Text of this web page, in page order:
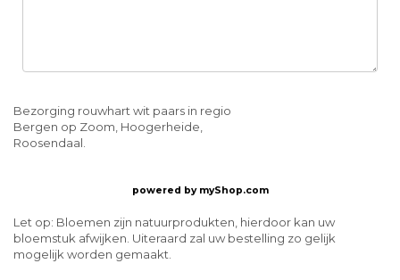
Bezorging rouwhart wit paars in regio
Bergen op Zoom, Hoogerheide,
Roosendaal.
powered by myShop.com
Let op: Bloemen zijn natuurprodukten, hierdoor kan uw
bloemstuk afwijken. Uiteraard zal uw bestelling zo gelijk
mogelijk worden gemaakt.